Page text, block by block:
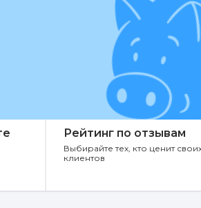
Рейтинг по отзывам
Выбирайте тех, кто ценит
клиентов